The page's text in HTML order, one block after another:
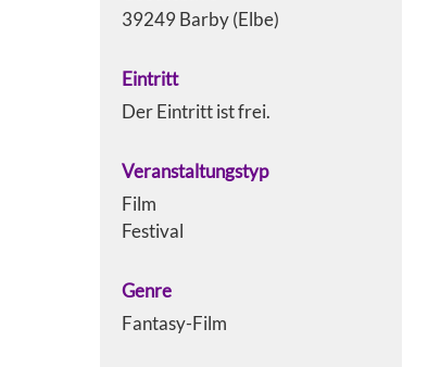
39249 Barby (Elbe)
Eintritt
Der Eintritt ist frei.
Veranstaltungstyp
Film
Festival
Genre
Fantasy-Film